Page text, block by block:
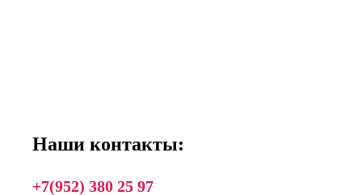
Наши контакты:
+7(952) 380 25 97